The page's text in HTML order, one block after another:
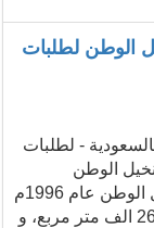
لطلبات
- لطلبات
الوطن
السعودي تم تأسيس مصنع نخيل الوطن عام 1996م
لانتاج التمور علي مساحة تفوق 26 الف متر مربع، و